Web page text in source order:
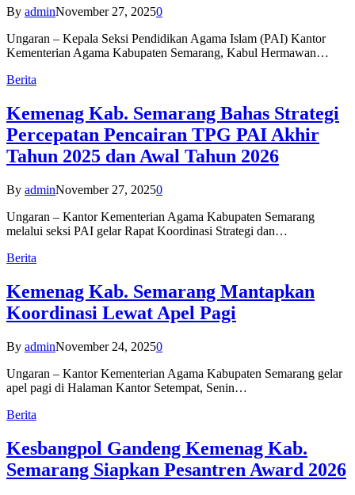
By adminNovember 27, 20250
Ungaran – Kepala Seksi Pendidikan Agama Islam (PAI) Kantor
Kementerian Agama Kabupaten Semarang, Kabul Hermawan…
Berita
Kemenag Kab. Semarang Bahas Strategi
Percepatan Pencairan TPG PAI Akhir
Tahun 2025 dan Awal Tahun 2026
By adminNovember 27, 20250
Ungaran – Kantor Kementerian Agama Kabupaten Semarang
melalui seksi PAI gelar Rapat Koordinasi Strategi dan…
Berita
Kemenag Kab. Semarang Mantapkan
Koordinasi Lewat Apel Pagi
By adminNovember 24, 20250
Ungaran – Kantor Kementerian Agama Kabupaten Semarang gelar
apel pagi di Halaman Kantor Setempat, Senin…
Berita
Kesbangpol Gandeng Kemenag Kab.
Semarang Siapkan Pesantren Award 2026